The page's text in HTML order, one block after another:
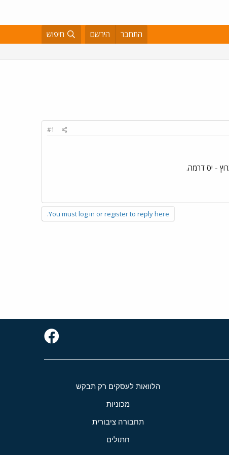
התחבר הירשם חיפוש
#1
You must log in or register to reply here.
הלוואות לעסקים רק תבקש
מכוניות
תחבורה ציבורית
חתולים